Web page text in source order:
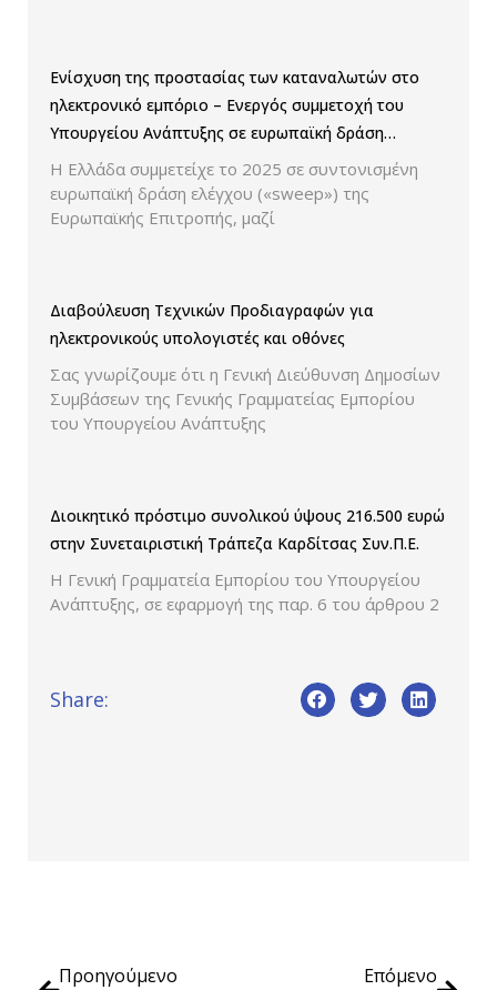
Ενίσχυση της προστασίας των καταναλωτών στο
ηλεκτρονικό εμπόριο – Ενεργός συμμετοχή του
Υπουργείου Ανάπτυξης σε ευρωπαϊκή δράση
ελέγχου παρουσίασης των τιμών και των
εκπτώσεων.
Η Ελλάδα συμμετείχε το 2025 σε συντονισμένη
ευρωπαϊκή δράση ελέγχου («sweep») της
Ευρωπαϊκής Επιτροπής, μαζί
Διαβούλευση Τεχνικών Προδιαγραφών για
ηλεκτρονικούς υπολογιστές και οθόνες
Σας γνωρίζουμε ότι η Γενική Διεύθυνση Δημοσίων
Συμβάσεων της Γενικής Γραμματείας Εμπορίου
του Υπουργείου Ανάπτυξης
Διοικητικό πρόστιμο συνολικού ύψους 216.500 ευρώ
στην Συνεταιριστική Τράπεζα Καρδίτσας Συν.Π.Ε.
Η Γενική Γραμματεία Εμπορίου του Υπουργείου
Ανάπτυξης, σε εφαρμογή της παρ. 6 του άρθρου 2
Share:
Προηγούμενο Επόμενο